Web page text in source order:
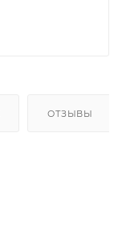
ОТЗЫВЫ